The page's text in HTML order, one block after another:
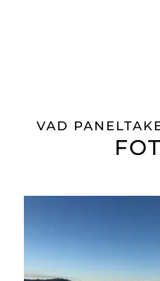
VAD